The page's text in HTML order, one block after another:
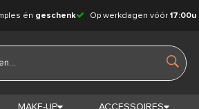
én geschenk Op werkdagen vóór 17:00u
MAKE-UP ACCESSOIRES